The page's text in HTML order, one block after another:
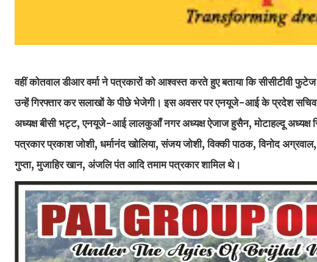
वहीं कोतवाल डीआर वर्मा ने पत्रकारों को आश्वस्त करते हुए बताया कि सीसीटीवी
उन्हें गिरफ्तार कर सलाखों के पीछे भेजेगी। इस अवसर पर एनयूजे-आई के प्रदेश
अध्यक्ष बीसी भट्ट, एनयूजे-आई लालकुआँ नगर अध्यक्ष ऐजाज हुसैन, मोटाहल्दू अध्यक्ष
पत्रकार प्रकाश जोशी, धर्मानंद खोलिया, संजय जोशी, विक्की पाठक, विनोद
गुप्ता, मुजाहिर खान, अंजलि पंत आदि तमाम पत्रकार शामिल थे।